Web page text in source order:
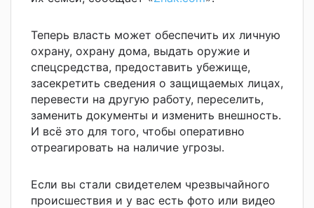
Теперь власть может обеспечить их личную
охрану, охрану дома, выдать оружие и
спецсредства, предоставить убежище,
засекретить сведения о защищаемых лицах,
перевести на другую работу, переселить,
заменить документы и изменить внешность.
И всё это для того, чтобы оперативно
отреагировать на наличие угрозы.
Если вы стали свидетелем чрезвычайного
происшествия и у вас есть фото или видео